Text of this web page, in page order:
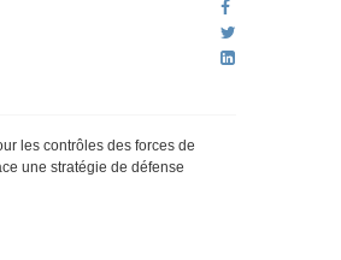
les contrôles des forces de
une stratégie de défense